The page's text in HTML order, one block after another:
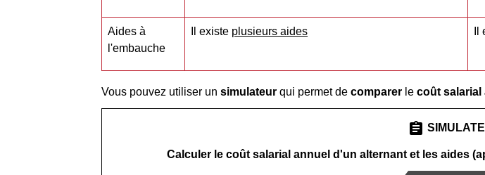
Aides à
l'embauche
Il existe plusieurs aides
Vous pouvez utiliser unsimulateur qui permet decomparer lecoût
assignment
Calculer le coût salarial annuel d'un alternant et les aides